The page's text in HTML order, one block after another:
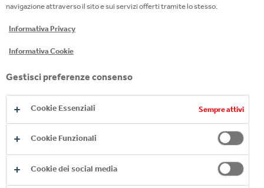
con unico socio
20099 Sesto San Giovanni
(MI)
Partita Iva e CF:
Numero REA: MI-1551603
navigazione attraverso il sito e sui servizi offerti tramite lo stesso.
Informativa Privacy
Informativa Cookie
Gestisci preferenze consenso
Cookie Essenziali Sempre attivi
Cookie Funzionali
Cookie dei social media